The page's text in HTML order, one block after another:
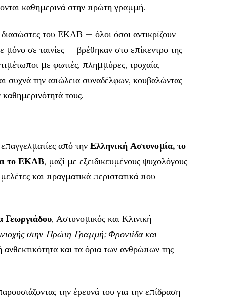
καθημερινά στην πρώτη γραμμή.
του ΕΚΑΒ — όλοι όσοι αντικρίζουν
μόνο σε ταινίες — βρέθηκαν στο επίκεντρο της
με φωτιές, πλημμύρες, τροχαία,
συχνά την απώλεια συναδέλφων, κουβαλώντας
τους.
από την Ελληνική Αστυνομία, το
το ΕΚΑΒ, μαζί με εξειδικευμένους ψυχολόγους
και πραγματικά περιστατικά που
Γεωργιάδου, Αστυνομικός και Κλινική
στην Πρώτη Γραμμή: Φροντίδα και
και τα όρια των ανθρώπων της
την έρευνά του για την επίδραση